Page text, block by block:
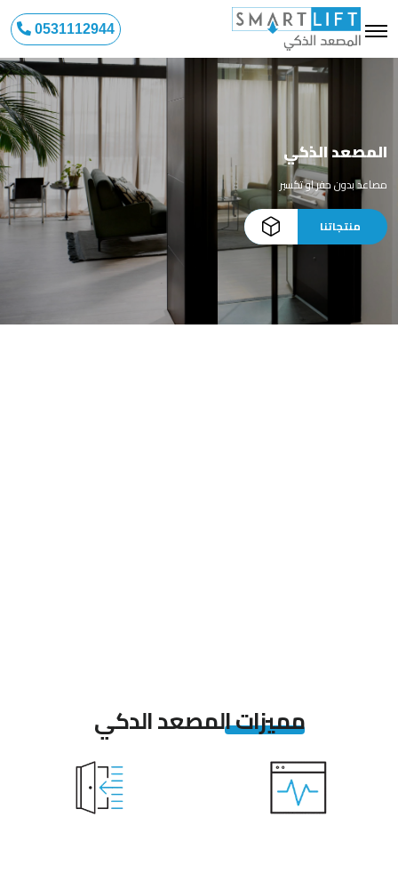
0531112944
المصعد الذكي
مصاعد بدون حفر او تكسير
منتجاتنا
مميزات المصعد الدكي